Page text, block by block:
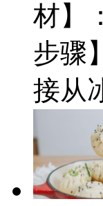
材】
步骤
接从